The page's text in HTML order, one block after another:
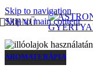
Skip to navigation
Skip to main content
MENÜ
AROMATERÁPIA